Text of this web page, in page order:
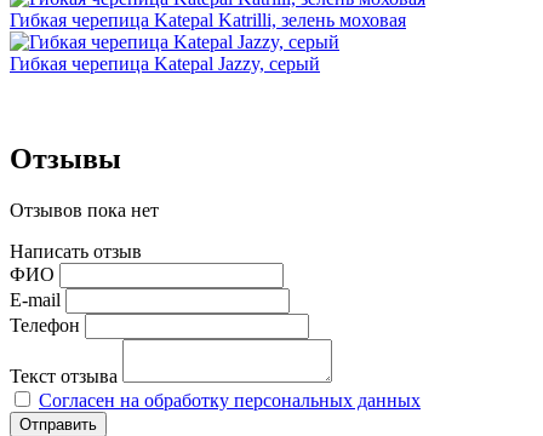
Гибкая черепица Katepal Katrilli, зелень моховая
Гибкая черепица Katepal Jazzy, серый
Отзывы
Отзывов пока нет
Написать отзыв
ФИО
E-mail
Телефон
Текст отзыва
Согласен на обработку персональных данных
Отправить